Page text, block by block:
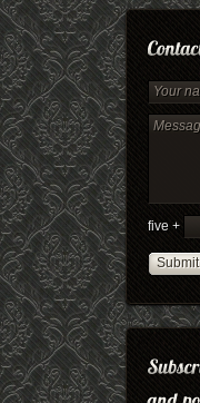
five +
Submit